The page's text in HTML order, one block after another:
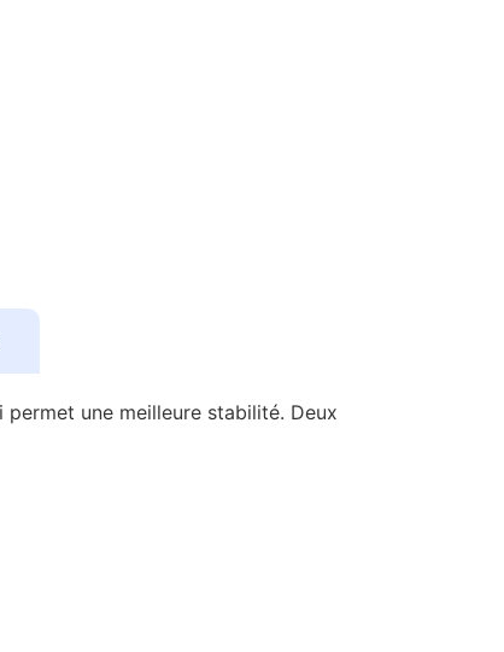
permet une meilleure stabilité. Deux